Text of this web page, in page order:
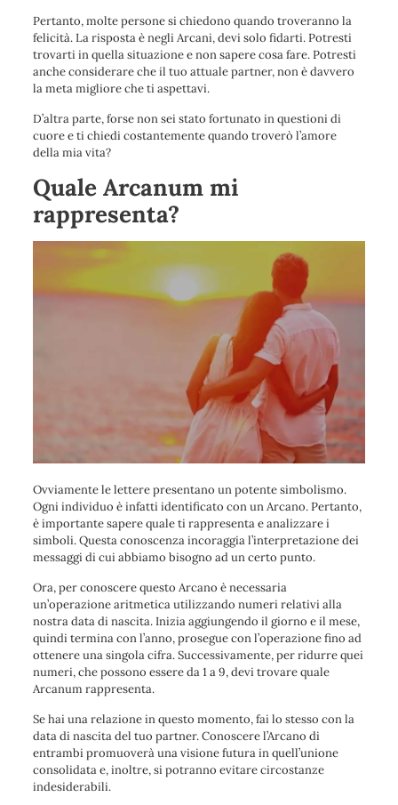
Pertanto, molte persone si chiedono quando troveranno la
felicità. La risposta è negli Arcani, devi solo fidarti. Potresti
trovarti in quella situazione e non sapere cosa fare. Potresti
anche considerare che il tuo attuale partner, non è davvero
la meta migliore che ti aspettavi.
D’altra parte, forse non sei stato fortunato in questioni di
cuore e ti chiedi costantemente quando troverò l’amore
della mia vita?
Quale Arcanum mi
rappresenta?
Ovviamente le lettere presentano un potente simbolismo.
Ogni individuo è infatti identificato con un Arcano. Pertanto,
è importante sapere quale ti rappresenta e analizzare i
simboli. Questa conoscenza incoraggia l’interpretazione dei
messaggi di cui abbiamo bisogno ad un certo punto.
Ora, per conoscere questo Arcano è necessaria
un’operazione aritmetica utilizzando numeri relativi alla
nostra data di nascita. Inizia aggiungendo il giorno e il mese,
quindi termina con l’anno, prosegue con l’operazione fino ad
ottenere una singola cifra. Successivamente, per ridurre quei
numeri, che possono essere da 1 a 9, devi trovare quale
Arcanum rappresenta.
Se hai una relazione in questo momento, fai lo stesso con la
data di nascita del tuo partner. Conoscere l’Arcano di
entrambi promuoverà una visione futura in quell’unione
consolidata e, inoltre, si potranno evitare circostanze
indesiderabili.